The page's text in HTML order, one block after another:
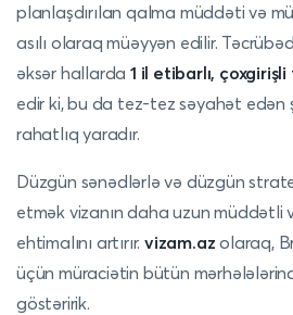
planlaşdırılan qalma müddəti və
asılı olaraq müəyyən edilir.
əksər hallarda1 il etibarlı, çoxgirişli
edir ki, bu da tez-tez səyahət edən
rahatlıq yaradır.
Düzgün sənədlərlə və düzgün
etmək vizanın daha uzun müddətli
ehtimalını artırır.vizam.az olaraq,
üçün müraciətin bütün
göstəririk.